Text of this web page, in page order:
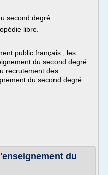
second degré
libre.
public français , les
du second degré
recrutement des
du second degré
du